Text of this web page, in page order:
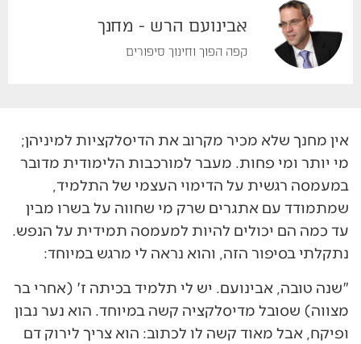
אבינועם הרש - מחנך
קפה הפוך וחינוך סיפורים
אין מחנך שלא מכיר מקרוב את הדיסלקציות למיניהן;
מי יותר ומי פחות. מעבר למורכבות הלימודית מדובר
במעמסה רגשית על הדימוי העצמי של התלמיד,
שמתמודד עם אתגרים שרק מי שחווה על בשרו מבין
עד כמה הם יכולים להיות למעמסה תמידית על הנפש.
נתקלתי בסיפור הזה, והוא נראה לי מרגש במיוחד:
"שנה טובה, אבינועם. יש לי תלמיד בכיתה ז' (אחרי בר
מצווה) שסובל מדיסלקציה קשה במיוחד. הוא נער נבון
ופיקח, אבל מאוד קשה לו לכתוב: הוא צריך לירוק דם